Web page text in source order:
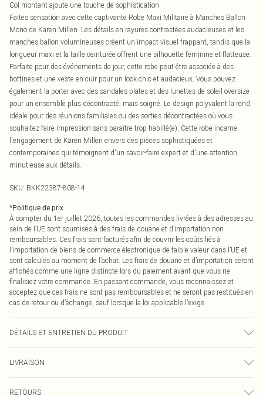
Col montant ajoute une touche de sophistication
Faites sensation avec cette captivante Robe Maxi Militaire à Manches Ballon
Mono de Karen Millen. Les détails en rayures contrastées audacieuses et les
manches ballon volumineuses créent un impact visuel frappant, tandis que la
longueur maxi et la taille ceinturée offrent une silhouette féminine et flatteuse.
Parfaite pour des événements de jour, cette robe peut être associée à des
bottines et une veste en cuir pour un look chic et audacieux. Vous pouvez
également la porter avec des sandales plates et des lunettes de soleil oversize
pour un ensemble plus décontracté, mais soigné. Le design polyvalent la rend
idéale pour des réunions familiales ou des sorties décontractées où vous
souhaitez faire impression sans paraître trop habillé(e). Cette robe incarne
l'engagement de Karen Millen envers des pièces sophistiquées et
contemporaines qui témoignent d'un savoir-faire expert et d'une attention
minutieuse aux détails.
SKU: BKK22387-808-14
*Politique de prix
À compter du 1er juillet 2026, toutes les commandes livrées à des adresses au
sein de l’UE sont soumises à des frais de douane et d’importation non
remboursables. Ces frais sont facturés afin de couvrir les coûts liés à
l’importation de biens de commerce électronique de faible valeur dans l’UE et
sont calculés au moment de l’achat. Les frais de douane et d’importation seront
affichés comme une ligne distincte lors du paiement avant que vous ne
finalisiez votre commande. En passant commande, vous reconnaissez et
acceptez que ces frais ne sont pas remboursables et ne seront pas restitués en
cas de retour ou d’échange, sauf lorsque la loi applicable l’exige.
DÉTAILS ET ENTRETIEN DU PRODUIT
Principal & contrasté : 100 % polyester.
Doublure : 95 % polyester, 5 % élasthanne/spandex.
Laver à l'envers.
LIVRAISON
RETOURS